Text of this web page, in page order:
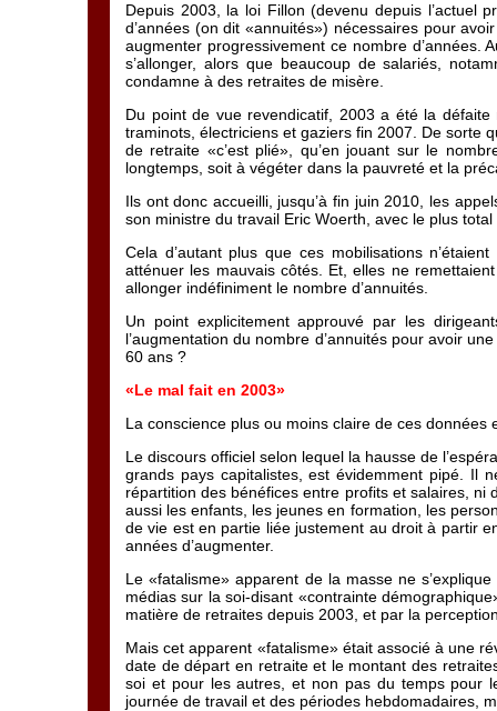
Depuis 2003, la loi Fillon (devenu depuis l’actuel
d’années (on dit «annuités») nécessaires pour
augmenter progressivement ce nombre d’années.
s’allonger, alors que beaucoup de salariés,
condamne à des retraites de misère.
Du point de vue revendicatif, 2003 a été la
traminots, électriciens et gaziers fin 2007. De sorte
de retraite «c’est plié», qu’en jouant sur le
longtemps, soit à végéter dans la pauvreté et la
Ils ont donc accueilli, jusqu’à fin juin 2010, les
son ministre du travail Eric Woerth, avec le plus total
Cela d’autant plus que ces mobilisations
atténuer les mauvais côtés. Et, elles ne
allonger indéfiniment le nombre d’annuités.
Un point explicitement approuvé par les
l’augmentation du nombre d’annuités pour avoir
60 ans ?
«Le mal fait en 2003»
La conscience plus ou moins claire de ces données
Le discours officiel selon lequel la hausse de
grands pays capitalistes, est évidemment pipé. Il
répartition des bénéfices entre profits et salaires, ni
aussi les enfants, les jeunes en formation, les
de vie est en partie liée justement au droit à partir
années d’augmenter.
Le «fatalisme» apparent de la masse ne
médias sur la soi-disant «contrainte
matière de retraites depuis 2003, et par la
Mais cet apparent «fatalisme» était associé à une
date de départ en retraite et le montant des
soi et pour les autres, et non pas du temps pour
journée de travail et des périodes hebdomadaires,